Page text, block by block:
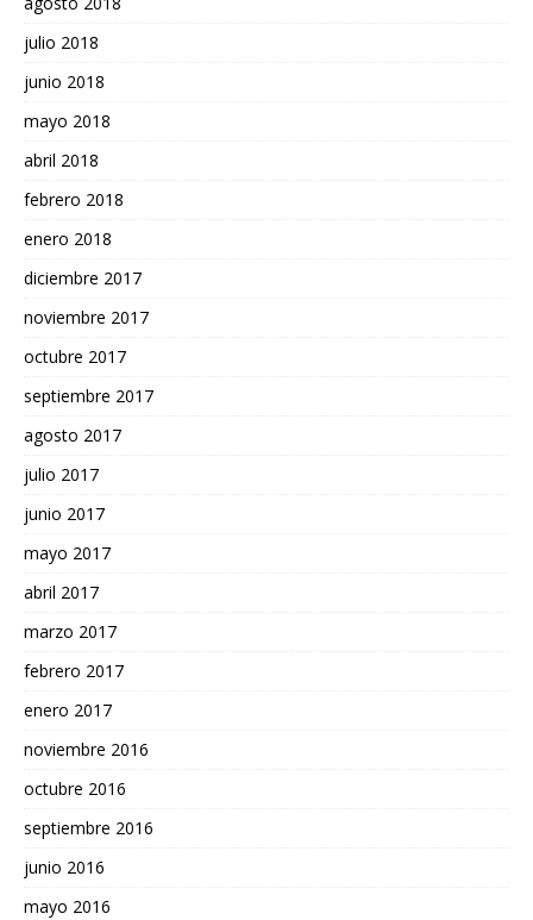
julio 2018
junio 2018
mayo 2018
abril 2018
febrero 2018
enero 2018
diciembre 2017
noviembre 2017
octubre 2017
septiembre 2017
agosto 2017
julio 2017
junio 2017
mayo 2017
abril 2017
marzo 2017
febrero 2017
enero 2017
noviembre 2016
octubre 2016
septiembre 2016
junio 2016
mayo 2016